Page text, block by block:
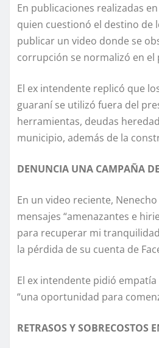
En publicaciones realizadas
quien cuestionó el destino de
publicar un video donde se
corrupción se normalizó en el
El ex intendente replicó que
guaraní se utilizó fuera del
herramientas, deudas
municipio, además de la
DENUNCIA UNA CAMPAÑA
En un video reciente,
mensajes “amenazantes e
para recuperar mi
la pérdida de su cuenta de
El ex intendente pidió
“una oportunidad para
RETRASOS Y SOBRECOSTOS